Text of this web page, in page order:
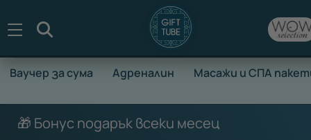
Ваучер за сума Адреналин Масажи и СПА
🎁 Бонус подарък всеки месец